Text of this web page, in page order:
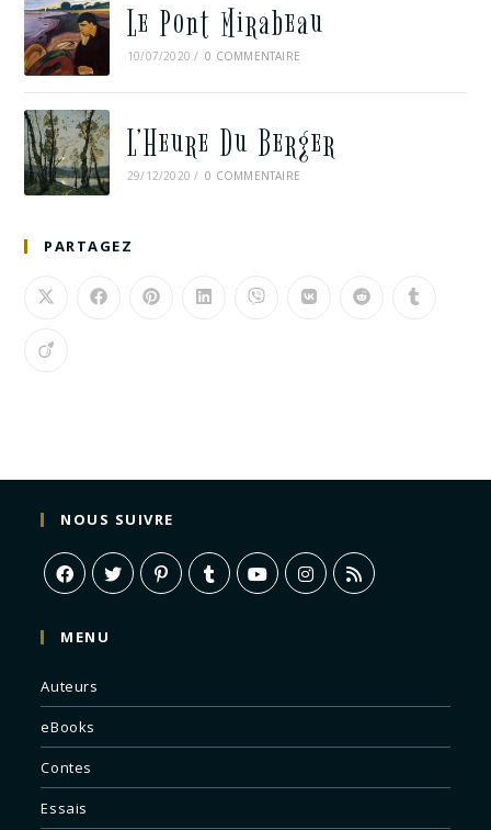
Le Pont Mirabeau
10/07/2020 / 0 COMMENTAIRE
L’Heure Du Berger
29/12/2020 / 0 COMMENTAIRE
PARTAGEZ
NOUS SUIVRE
MENU
Auteurs
eBooks
Contes
Essais